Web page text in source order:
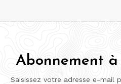
Abonnement
Saisissez votre adresse e-mail